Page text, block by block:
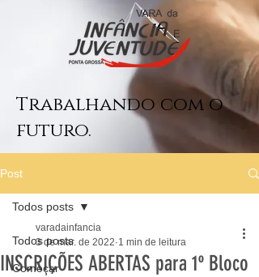
Trabalhando com o
futuro.
Post
Todos posts
Começar
Todos posts
INSCRIÇÕES ABERTAS para 1º Bloco
varadainfancia
3 de mar. de 2022 1 min de leitura